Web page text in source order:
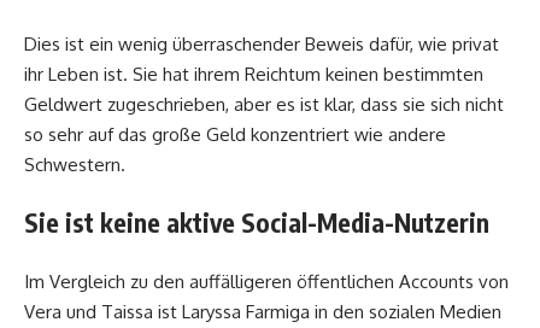
Dies ist ein wenig überraschender Beweis dafür, wie privat
ihr Leben ist. Sie hat ihrem Reichtum keinen bestimmten
Geldwert zugeschrieben, aber es ist klar, dass sie sich nicht
so sehr auf das große Geld konzentriert wie andere
Schwestern.
Sie ist keine aktive Social-Media-Nutzerin
Im Vergleich zu den auffälligeren öffentlichen Accounts von
Vera und Taissa ist Laryssa Farmiga in den sozialen Medien